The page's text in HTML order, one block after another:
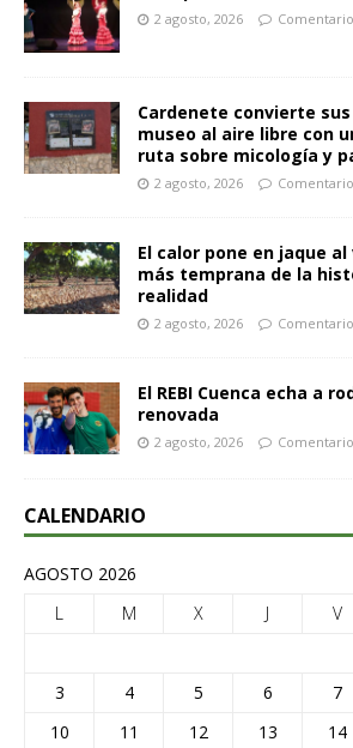
2 agosto, 2026
Cardenete convierte
museo al aire libre con
ruta sobre micología y
2 agosto, 2026
El calor pone en jaque
más temprana de la
realidad
2 agosto, 2026
El REBI Cuenca echa a
renovada
2 agosto, 2026
CALENDARIO
AGOSTO 2026
L
M X J V
3
4 5 6 7
10
11 12 13 14